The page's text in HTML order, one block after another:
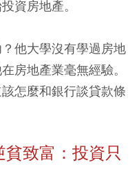
資房地產。
他大學沒有學過房地
房地產業毫無經驗。
怎麼和銀行談貸款條
致富：投資只